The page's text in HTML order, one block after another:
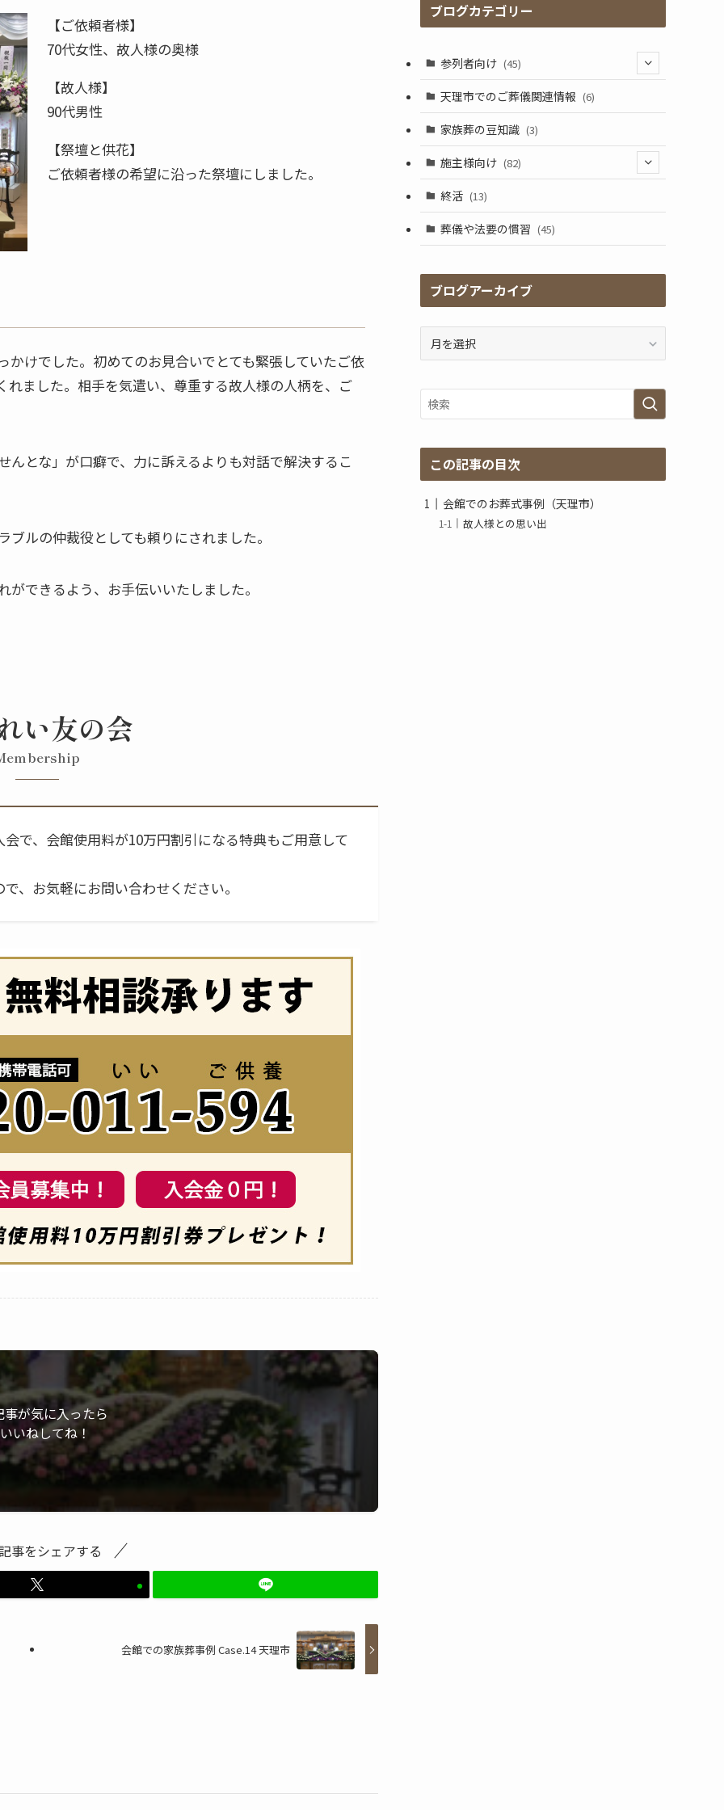
【ご依頼者様】
70代女性、故人様の奥様
【故人様】
90代男性
【祭壇と供花】
ご依頼者様の希望に沿った祭壇にしました。
けでした。初めてのお見合いでとても緊張していたご依
ました。相手を気遣い、尊重する故人様の人柄を、ご
とな」が口癖で、力に訴えるよりも対話で解決するこ
ルの仲裁役としても頼りにされました。
できるよう、お手伝いいたしました。
い友の会
で、会館使用料が10万円割引になる特典もご用意して
、お気軽にお問い合わせください。
事が気に入ったら
いねしてね！
事をシェアする
会館での家族葬事例 Case.14 天理市
ブログカテゴリー
参列者向け (45)
(25)
(17)
天理市でのご葬儀関連情報 (6)
家族葬の豆知識 (3)
施主様向け (82)
(41)
(2)
終活 (13)
葬儀や法要の慣習 (45)
ブログアーカイブ
ア
ー
カ
この記事の目次
会館でのお葬式事例（天理市）
故人様との思い出